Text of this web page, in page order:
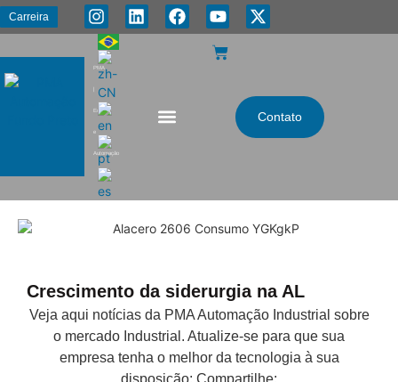
Carreira
PMA
Energia
e
Automação
Contato
Crescimento da siderurgia na AL
Veja aqui notícias da PMA Automação Industrial sobre
o mercado Industrial. Atualize-se para que sua
empresa tenha o melhor da tecnologia à sua